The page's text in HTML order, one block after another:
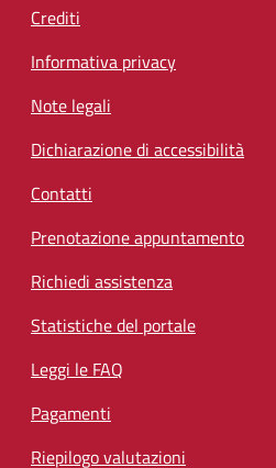
Crediti
Informativa privacy
Note legali
Dichiarazione di accessibilità
Contatti
Prenotazione appuntamento
Richiedi assistenza
Statistiche del portale
Leggi le FAQ
Pagamenti
Riepilogo valutazioni